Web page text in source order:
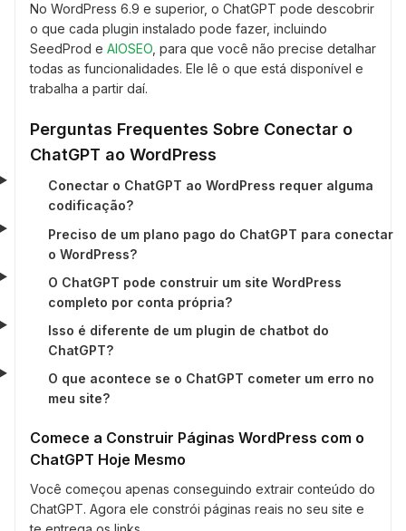
No WordPress 6.9 e superior, o ChatGPT pode descobrir
o que cada plugin instalado pode fazer, incluindo
SeedProd e AIOSEO , para que você não precise detalhar
todas as funcionalidades. Ele lê o que está disponível e
trabalha a partir daí.
Perguntas Frequentes Sobre Conectar o
ChatGPT ao WordPress
Conectar o ChatGPT ao WordPress requer alguma
codificação?
Preciso de um plano pago do ChatGPT para conectar
o WordPress?
O ChatGPT pode construir um site WordPress
completo por conta própria?
Isso é diferente de um plugin de chatbot do
ChatGPT?
O que acontece se o ChatGPT cometer um erro no
meu site?
Comece a Construir Páginas WordPress com o
ChatGPT Hoje Mesmo
Você começou apenas conseguindo extrair conteúdo do
ChatGPT. Agora ele constrói páginas reais no seu site e